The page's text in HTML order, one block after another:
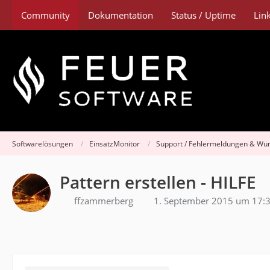
Community Dokumentation Status / Uptime
Softwarelösungen EinsatzMonitor Support / Fehlermeldungen &
Pattern erstellen - HILFE
ffzammerberg 1. September 2015 um